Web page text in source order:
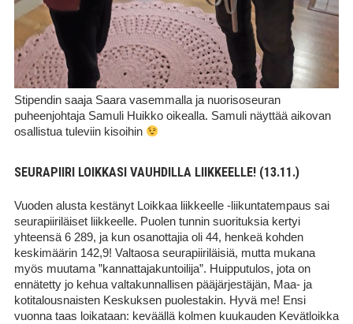
Stipendin saaja Saara vasemmalla ja nuorisoseuran
puheenjohtaja Samuli Huikko oikealla. Samuli näyttää aikovan
osallistua tuleviin kisoihin
SEURAPIIRI LOIKKASI VAUHDILLA LIIKKEELLE! (13.11.)
Vuoden alusta kestänyt Loikkaa liikkeelle -liikuntatempaus sai
seurapiiriläiset liikkeelle. Puolen tunnin suorituksia kertyi
yhteensä 6 289, ja kun osanottajia oli 44, henkeä kohden
keskimäärin 142,9! Valtaosa seurapiiriläisiä, mutta mukana
myös muutama ”kannattajakuntoilija”. Huipputulos, jota on
ennätetty jo kehua valtakunnallisen pääjärjestäjän, Maa- ja
kotitalousnaisten Keskuksen puolestakin. Hyvä me! Ensi
vuonna taas loikataan: keväällä kolmen kuukauden Kevätloikka